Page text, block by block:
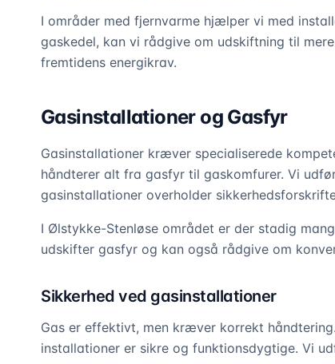
I områder med fjernvarme hjælper vi med
gaskedel, kan vi rådgive om udskiftning til
fremtidens energikrav.
Gasinstallationer og Gasfyr
Gasinstallationer kræver specialiserede
håndterer alt fra gasfyr til gaskomfurer. Vi
gasinstallationer overholder
I Ølstykke-Stenløse området er der stadig
udskifter gasfyr og kan også rådgive om
Sikkerhed ved gasinstallationer
Gas er effektivt, men kræver korrekt
installationer er sikre og funktionsdygtige. Vi